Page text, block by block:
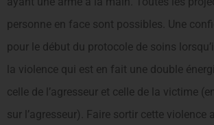
personne en face sont possibles. Une
pour le début du protocole de soins
la violence qui est en fait une double
celle de l’agresseur et celle de la victime
sur l’agresseur). Faire sortir cette violence